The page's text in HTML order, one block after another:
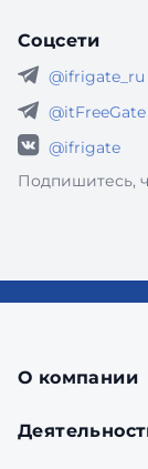
Соцсети
@ifrigate_ru
@itFreeGate
@ifrigate
Подпишитесь,
О компании